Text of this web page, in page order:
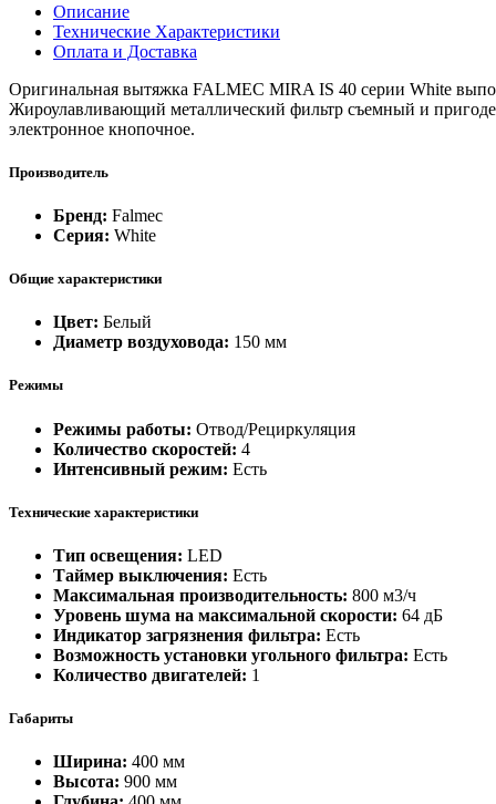
Описание
Технические Характеристики
Оплата и Доставка
Оригинальная вытяжка FALMEC MIRA IS 40 серии White
Жироулавливающий металлический фильтр съемный и
электронное кнопочное.
Производитель
Бренд: Falmec
Серия: White
Общие характеристики
Цвет: Белый
Диаметр воздуховода: 150 мм
Режимы
Режимы работы: Отвод/Рециркуляция
Количество скоростей: 4
Интенсивный режим: Есть
Технические характеристики
Тип освещения: LED
Таймер выключения: Есть
Максимальная производительность: 800 м3/ч
Уровень шума на максимальной скорости: 64 дБ
Индикатор загрязнения фильтра: Есть
Возможность установки угольного фильтра: Есть
Количество двигателей: 1
Габариты
Ширина: 400 мм
Высота: 900 мм